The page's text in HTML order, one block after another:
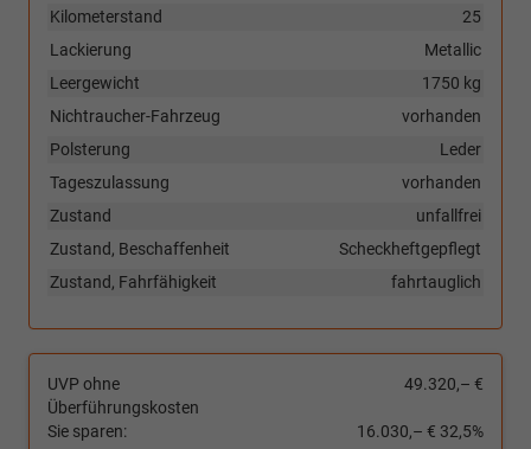
25
Kilometerstand
Metallic
Lackierung
1750 kg
Leergewicht
vorhanden
Nichtraucher-Fahrzeug
Leder
Polsterung
vorhanden
Tageszulassung
unfallfrei
Zustand
Scheckheftgepflegt
Zustand, Beschaffenheit
fahrtauglich
Zustand, Fahrfähigkeit
UVP ohne
Überführungskosten
49.320,– €
Sie sparen: 16.030,– € 32,5%